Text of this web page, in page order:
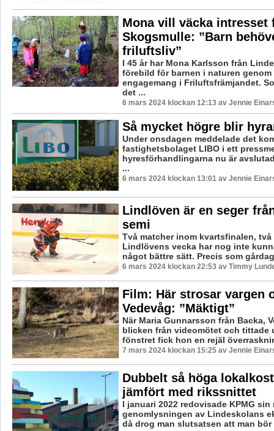
Mona vill väcka intresset
Skogsmulle: ”Barn
friluftsliv”
I 45 år har Mona Karlsson från
förebild för barnen i naturen
engagemang i Friluftsfrämjandet.
det ...
6 mars 2024 klockan 12:13 av Jennie
Så mycket högre blir
Under onsdagen meddelade det
fastighetsbolaget LIBO i ett
hyresförhandlingarna nu är
...
6 mars 2024 klockan 13:01 av Jennie
Lindlöven är en seger
semi
Två matcher inom kvartsfinalen, två
Lindlövens vecka har nog inte
något bättre sätt. Precis som
6 mars 2024 klockan 22:53 av Timmy
Film: Här strosar vargen
Vedevåg: ”Mäktigt”
När Maria Gunnarsson från Backa,
blicken från videomötet och tittade
fönstret fick hon en rejäl
7 mars 2024 klockan 15:25 av Jennie
Dubbelt så höga
jämfört med rikssnittet
I januari 2022 redovisade KPMG
genomlysningen av Lindeskolans
då drog man slutsatsen att man bör